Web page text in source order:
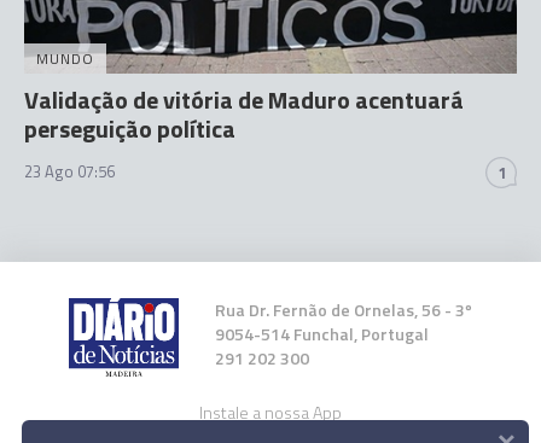
MUNDO
Validação de vitória de Maduro acentuará
perseguição política
23 Ago 07:56 1
Rua Dr. Fernão de Ornelas, 56 - 3º
9054-514 Funchal, Portugal
291 202 300
Instale a nossa App